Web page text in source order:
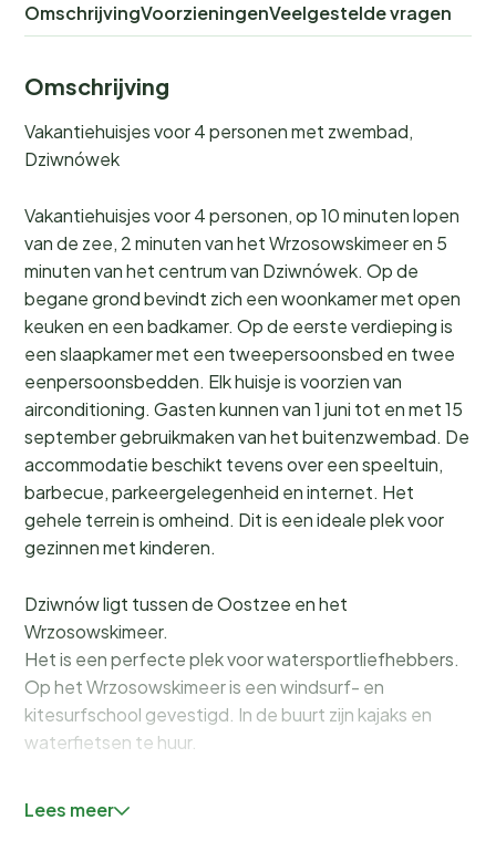
OmschrijvingVoorzieningenVeelgestelde vragen
Omschrijving
Vakantiehuisjes voor 4 personen met zwembad,
Dziwnówek
Vakantiehuisjes voor 4 personen, op 10 minuten lopen
van de zee, 2 minuten van het Wrzosowskimeer en 5
minuten van het centrum van Dziwnówek. Op de
begane grond bevindt zich een woonkamer met open
keuken en een badkamer. Op de eerste verdieping is
een slaapkamer met een tweepersoonsbed en twee
eenpersoonsbedden. Elk huisje is voorzien van
airconditioning. Gasten kunnen van 1 juni tot en met 15
september gebruikmaken van het buitenzwembad. De
accommodatie beschikt tevens over een speeltuin,
barbecue, parkeergelegenheid en internet. Het
gehele terrein is omheind. Dit is een ideale plek voor
gezinnen met kinderen.
Dziwnów ligt tussen de Oostzee en het
Wrzosowskimeer.
Het is een perfecte plek voor watersportliefhebbers.
Op het Wrzosowskimeer is een windsurf- en
kitesurfschool gevestigd. In de buurt zijn kajaks en
waterfietsen te huur.
Het Baltische Dinosauruspark bevindt zich in Wrzosów,
Lees meer